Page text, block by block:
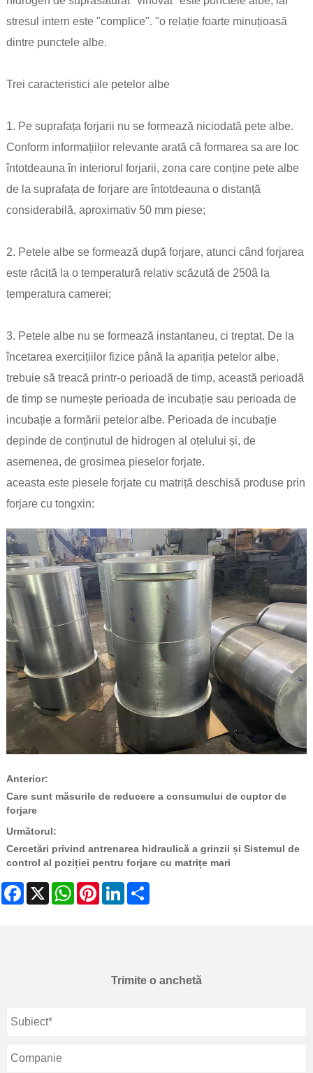
stresul intern este "complice". "o relație foarte minuțioasă
dintre punctele albe.
Trei caracteristici ale petelor albe
1. Pe suprafața forjarii nu se formează niciodată pete albe.
Conform informațiilor relevante arată că formarea sa are loc
întotdeauna în interiorul forjarii, zona care conține pete albe
de la suprafața de forjare are întotdeauna o distanță
considerabilă, aproximativ 50 mm piese;
2. Petele albe se formează după forjare, atunci când forjarea
este răcită la o temperatură relativ scăzută de 250â la
temperatura camerei;
3. Petele albe nu se formează instantaneu, ci treptat. De la
încetarea exercițiilor fizice până la apariția petelor albe,
trebuie să treacă printr-o perioadă de timp, această perioadă
de timp se numește perioada de incubație sau perioada de
incubație a formării petelor albe. Perioada de incubație
depinde de conținutul de hidrogen al oțelului și, de
asemenea, de grosimea pieselor forjate.
aceasta este piesele forjate cu matriță deschisă produse prin
forjare cu tongxin:
Anterior:
Care sunt măsurile de reducere a consumului de cuptor de
forjare
Următorul:
Cercetări privind antrenarea hidraulică a grinzii și Sistemul de
control al poziției pentru forjare cu matrițe mari
Facebook
X WhatsAppPinterestLinkedIn
Trimite o anchetă